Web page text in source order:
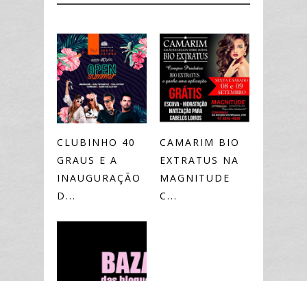
CLUBINHO 40
GRAUS E A
INAUGURAÇÃO
D...
CAMARIM BIO
EXTRATUS NA
MAGNITUDE
C...